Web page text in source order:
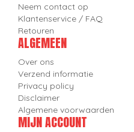
Neem contact op
Klantenservice / FAQ
Retouren
ALGEMEEN
Over ons
Verzend informatie
Privacy policy
Disclaimer
Algemene voorwaarden
MIJN ACCOUNT